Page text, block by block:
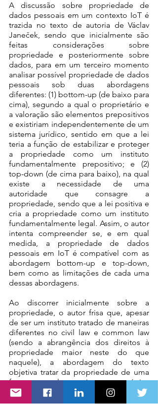
A discussão sobre propriedade de
dados pessoais em um contexto IoT é
trazida no texto de autoria de Václav
Janeček, sendo que inicialmente são
feitas considerações sobre
propriedade e posteriormente sobre
dados, para em um terceiro momento
analisar possível propriedade de dados
pessoais sob duas abordagens
diferentes: (1) bottom-up (de baixo para
cima), segundo a qual o proprietário e
a valoração são elementos prepositivos
e existiriam independentemente de um
sistema jurídico, sentido em que a lei
teria a função de estabilizar e proteger
a propriedade como um instituto
fundamentalmente prepositivo; e (2)
top-down (de cima para baixo), na qual
existe a necessidade de uma
autoridade que consagre a
propriedade, sendo que a lei positiva e
cria a propriedade como um instituto
fundamentalmente legal. Assim, o autor
intenta compreender se, e em qual
medida, a propriedade de dados
pessoais em IoT é compatível com as
abordagem bottom-up e top-down,
bem como as limitações de cada uma
dessas abordagens.
Ao discorrer inicialmente sobre a
propriedade, o autor frisa que, apesar
de ser um instituto tratado de maneiras
diferentes no civil law e common law
(sendo a abrangência dos direitos à
propriedade maior neste do que
naquele), a abordagem do texto
objetiva tratar da propriedade de uma
forma ampla, cuja característica
principal é a oponibilidade em face de
todos. Além disso, aborda que a